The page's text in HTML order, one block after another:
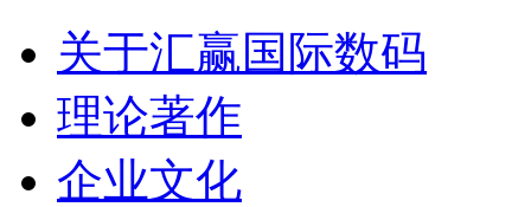
关于汇赢国际数码
理论著作
企业文化